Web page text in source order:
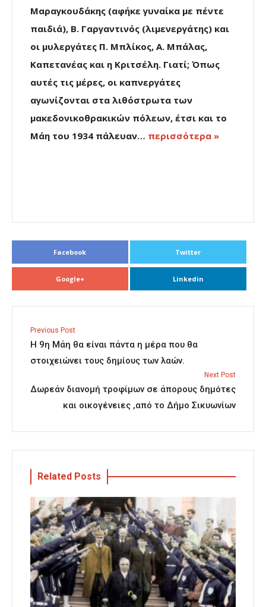
Μαραγκουδάκης (αφήκε γυναίκα με πέντε
παιδιά), Β. Γαργαντινός (λιμενεργάτης) και
οι μυλεργάτες Π. Μπλίκος, Α. Μπάλας,
Καπετανέας και η Κριτσέλη. Γιατί; Όπως
αυτές τις μέρες, οι καπνεργάτες
αγωνίζονται στα λιθόστρωτα των
μακεδονικοθρακικών πόλεων, έτσι και το
Μάη του 1934 πάλευαν… περισσότερα »
Facebook Twitter
Google+ Linkedin
Previous Post
Η 9η Μάη θα είναι πάντα η μέρα που θα
στοιχειώνει τους δημίους των λαών.
Next Post
Δωρεάν διανομή τροφίμων σε άπορους δημότες
και οικογένειες ,από το Δήμο Σικυωνίων
Related Posts